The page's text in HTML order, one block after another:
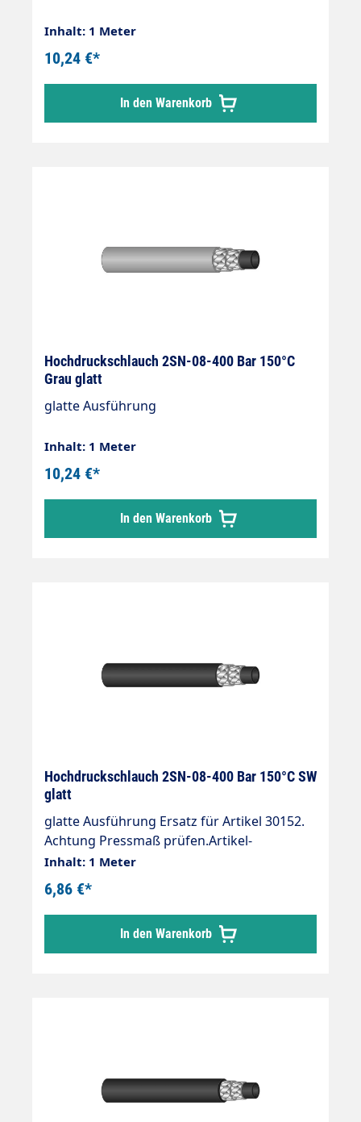
Inhalt: 1 Meter
10,24 €*
In den Warenkorb
Hochdruckschlauch 2SN-08-400 Bar 150°C
Grau glatt
glatte Ausführung
Inhalt: 1 Meter
10,24 €*
In den Warenkorb
Hochdruckschlauch 2SN-08-400 Bar 150°C SW
glatt
glatte Ausführung Ersatz für Artikel 30152.
Achtung Pressmaß prüfen.Artikel-
Nr.: 3015201Hochdruckschlauch 2
SNInnenseele synthetisches
Gummi HochtemperaturbeständigBeständi
g gegen handelsübliche Reinigungsmittel2
DrahteinlagenAußendecke synthetisches
Gummi Abriebfest, öl-, ozon- und
einer Unter- bzw. Überlieferung von ca. 20%
Inhalt: 1 Meter
6,86 €*
In den Warenkorb